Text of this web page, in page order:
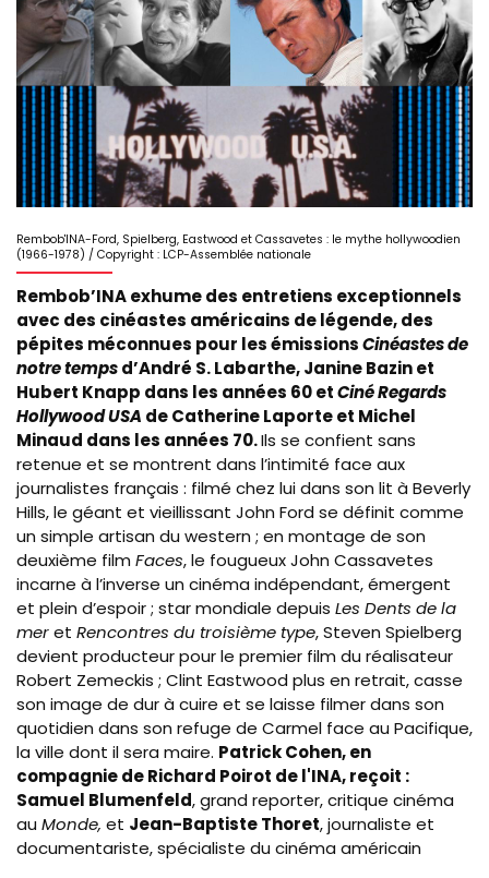
Rembob'INA-Ford, Spielberg, Eastwood et Cassavetes : le mythe hollywoodien
(1966-1978) / Copyright : LCP-Assemblée nationale
Rembob’INA exhume des entretiens exceptionnels
avec des cinéastes américains de légende, des
pépites méconnues pour les émissionsCinéastes de
notre tempsd’André S. Labarthe, Janine Bazin et
Hubert Knapp dans les années 60 etCiné Regards
Hollywood USA de Catherine Laporte et Michel
Minaud dans les années 70.Ils se confient sans
retenue et se montrent dans l’intimité face aux
journalistes français : filmé chez lui dans son lit à Beverly
Hills, le géant et vieillissant John Ford se définit comme
un simple artisan du western ; en montage de son
deuxième film Faces, le fougueux John Cassavetes
incarne à l’inverse un cinéma indépendant, émergent
et plein d’espoir ; star mondiale depuis Les Dents de la
meret Rencontres du troisième type, Steven Spielberg
devient producteur pour le premier film du réalisateur
Robert Zemeckis ; Clint Eastwood plus en retrait, casse
son image de dur à cuire et se laisse filmer dans son
quotidien dans son refuge de Carmel face au Pacifique,
la ville dont il sera maire. Patrick Cohen, en
compagnie de Richard Poirot de l'INA, reçoit :
Samuel Blumenfeld, grand reporter, critique cinéma
au Monde, et Jean-Baptiste Thoret, journaliste et
documentariste, spécialiste du cinéma américain